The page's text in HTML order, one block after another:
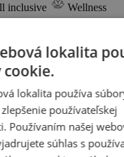
inclusive Wellness
zákazníkov
lokalita
cookie.
lokalita používa
používateľskej
Používaním našej
súhlas s